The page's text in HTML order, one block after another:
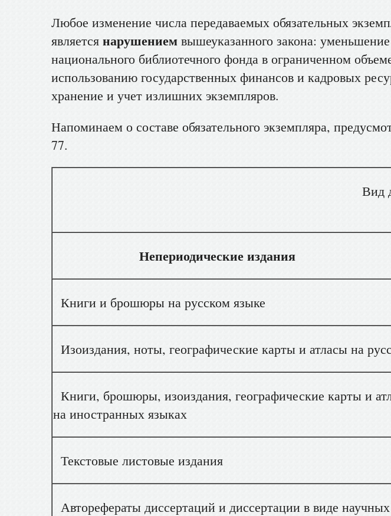
Любое изменение числа передаваемых обязательных
является нарушением вышеуказанного закона:
национального библиотечного фонда в ограниченном
использованию государственных финансов и кадровых
хранение и учет излишних экземпляров.
Напоминаем о составе обязательного экземпляра,
77.
Вид
Непериодические издания
Книги и брошюры на русском языке
Изоиздания, ноты, географические карты и атласы на
Книги, брошюры, изоиздания, географические карты и
на иностранных языках
Текстовые листовые издания
Авторефераты диссертаций и диссертации в виде